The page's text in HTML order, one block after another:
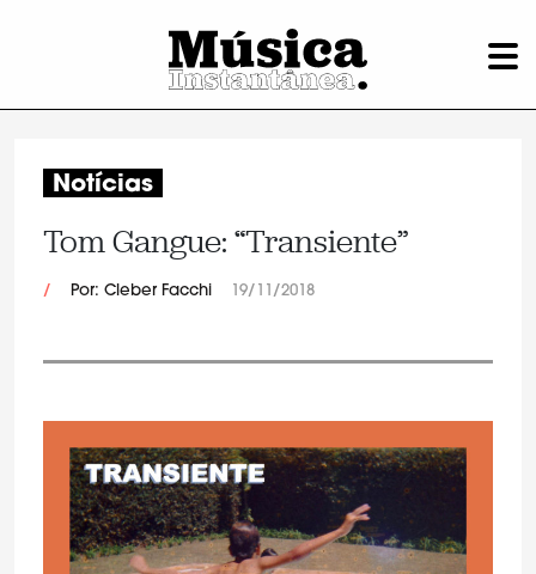
Notícias
Tom Gangue: “Transiente”
/ Por: Cleber Facchi 19/11/2018